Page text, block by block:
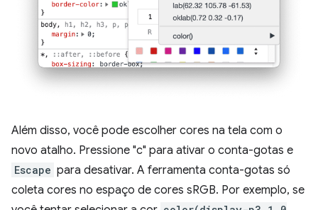
Além disso, você pode escolher cores na tela com o
novo atalho. Pressione "c" para ativar o conta-gotas e
Escape para desativar. A ferramenta conta-gotas só
coleta cores no espaço de cores sRGB. Por exemplo, se